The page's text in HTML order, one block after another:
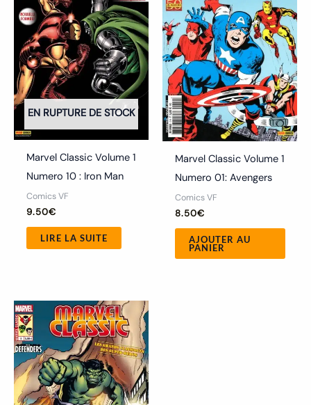
EN RUPTURE DE STOCK
Marvel Classic Volume 1
Numero 10 : Iron Man
Comics VF
9.50€
LIRE LA SUITE
Marvel Classic Volume 1
Numero 01: Avengers
Comics VF
8.50€
AJOUTER AU
PANIER